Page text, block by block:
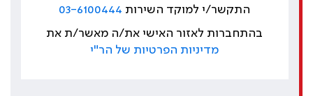
התקשר/י למוקד השירות 03-6100444
בהתחברות לאזור האישי את/ה מאשר/ת את
מדיניות הפרטיות של הר"י